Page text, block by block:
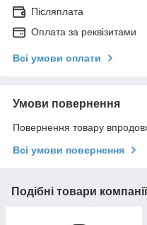
Післяплата
Оплата за реквізитами
Всі умови оплати
Умови повернення
Повернення товару
Всі умови повернення
Подібні товари компанії